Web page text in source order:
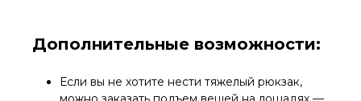
Дополнительные возможности:
Если вы не хотите нести тяжелый рюкзак,